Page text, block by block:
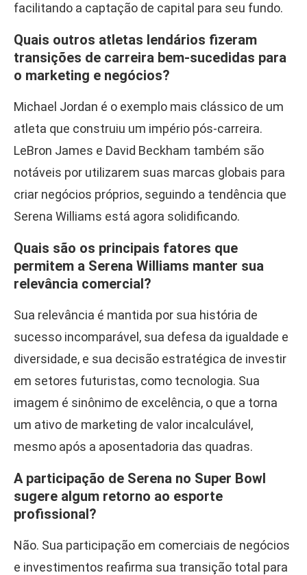
facilitando a captação de capital para seu fundo.
Quais outros atletas lendários fizeram
transições de carreira bem-sucedidas para
o marketing e negócios?
Michael Jordan é o exemplo mais clássico de um
atleta que construiu um império pós-carreira.
LeBron James e David Beckham também são
notáveis por utilizarem suas marcas globais para
criar negócios próprios, seguindo a tendência que
Serena Williams está agora solidificando.
Quais são os principais fatores que
permitem a Serena Williams manter sua
relevância comercial?
Sua relevância é mantida por sua história de
sucesso incomparável, sua defesa da igualdade e
diversidade, e sua decisão estratégica de investir
em setores futuristas, como tecnologia. Sua
imagem é sinônimo de excelência, o que a torna
um ativo de marketing de valor incalculável,
mesmo após a aposentadoria das quadras.
A participação de Serena no Super Bowl
sugere algum retorno ao esporte
profissional?
Não. Sua participação em comerciais de negócios
e investimentos reafirma sua transição total para